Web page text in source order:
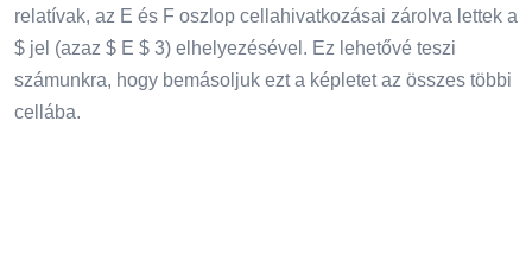
relatívak, az E és F oszlop cellahivatkozásai zárolva lettek a
$ jel (azaz $ E $ 3) elhelyezésével. Ez lehetővé teszi
számunkra, hogy bemásoljuk ezt a képletet az összes többi
cellába.